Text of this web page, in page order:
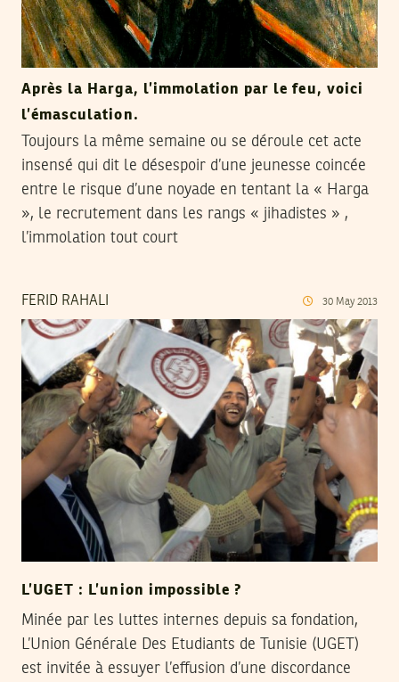
Après la Harga, l’immolation par le feu, voici
l’émasculation.
Toujours la même semaine ou se déroule cet acte
insensé qui dit le désespoir d’une jeunesse coincée
entre le risque d’une noyade en tentant la « Harga
», le recrutement dans les rangs « jihadistes » ,
l’immolation tout court
FERID RAHALI 30 May 2013
L’UGET : L’union impossible ?
Minée par les luttes internes depuis sa fondation,
L’Union Générale Des Etudiants de Tunisie (UGET)
est invitée à essuyer l’effusion d’une discordance